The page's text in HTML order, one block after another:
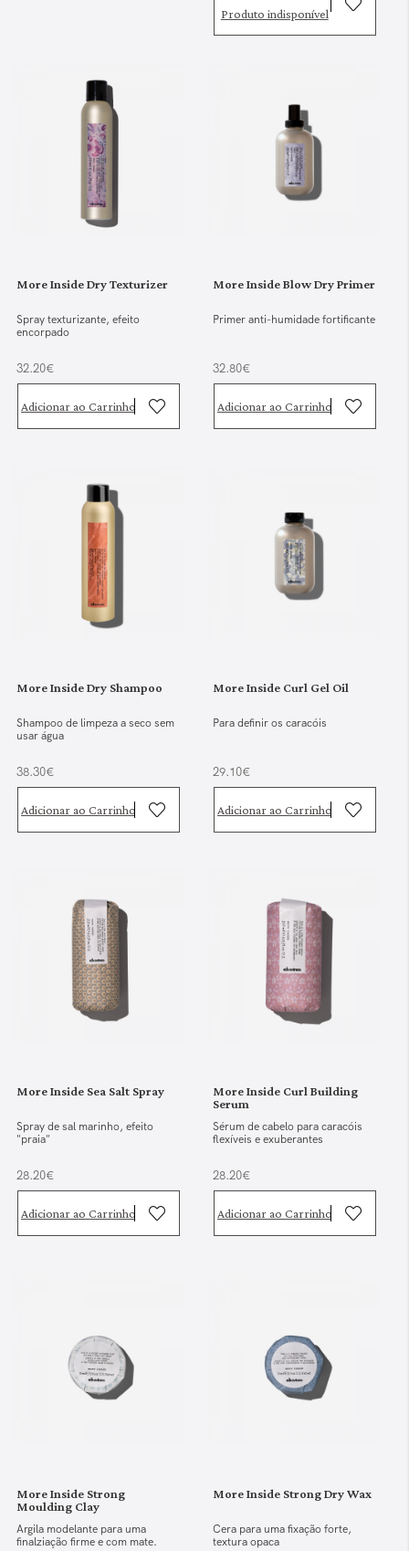
Produto indisponível
More Inside Dry Texturizer
Spray texturizante, efeito
encorpado
32.20€
Adicionar ao Carrinho
More Inside Blow Dry Primer
Primer anti-humidade fortificante
32.80€
Adicionar ao Carrinho
More Inside Dry Shampoo
Shampoo de limpeza a seco sem
usar água
38.30€
Adicionar ao Carrinho
More Inside Curl Gel Oil
Para definir os caracóis
29.10€
Adicionar ao Carrinho
More Inside Sea Salt Spray
Spray de sal marinho, efeito
"praia"
28.20€
Adicionar ao Carrinho
More Inside Curl Building
Serum
Sérum de cabelo para caracóis
flexíveis e exuberantes
28.20€
Adicionar ao Carrinho
More Inside Strong
Moulding Clay
Argila modelante para uma
finalziação firme e com mate.
More Inside Strong Dry Wax
Cera para uma fixação forte,
textura opaca